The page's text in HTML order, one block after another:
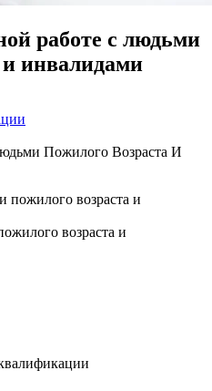
работе с людьми
и инвалидами
Пожилого Возраста И
возраста и